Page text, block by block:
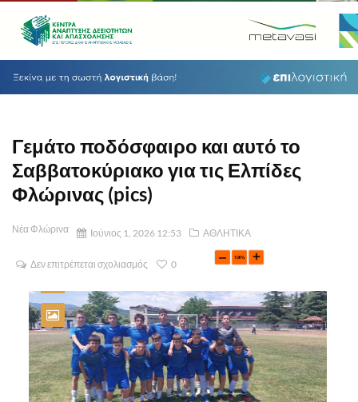
Γεμάτο ποδόσφαιρο και αυτό το
Σαββατοκύριακο για τις Ελπίδες
Φλώρινας (pics)
Νέα Φλώρινα Ιούνιος 1, 2026 12:53 ΑΘΛΗΤΙΚΑ
Δεν επιτρέπεται σχολιασμός 0